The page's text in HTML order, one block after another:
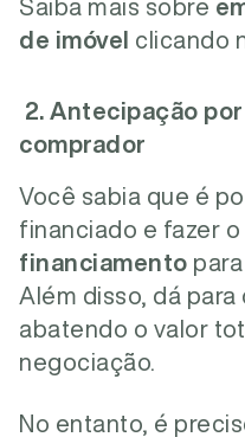
Saiba mais sobre
de imóvel clicando
2. Antecipação
comprador
Você sabia que é
financiado e fazer o
financiamento
Além disso, dá
abatendo o valor
negociação.
No entanto, é